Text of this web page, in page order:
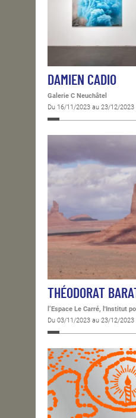
DAMIEN CADIO
Galerie C Neuchâtel
Du 16/11/2023 au 23/12/2023
THÉODORAT
l’Espace Le Carré, l'Institut
Du 03/11/2023 au 23/12/2023